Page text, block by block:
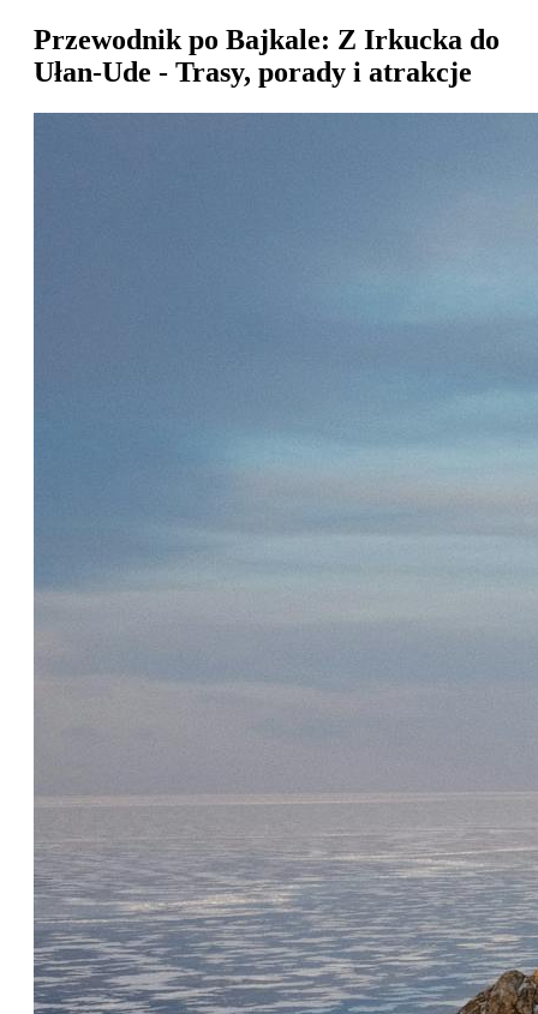
Przewodnik po Bajkale: Z Irkucka do
Ułan-Ude - Trasy, porady i atrakcje